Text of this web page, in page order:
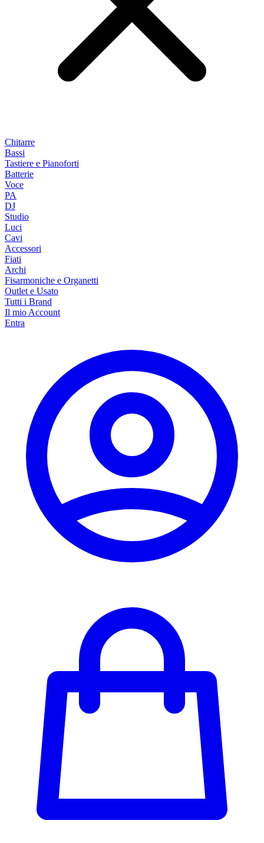
Chitarre
Bassi
Tastiere e Pianoforti
Batterie
Voce
PA
DJ
Studio
Luci
Cavi
Accessori
Fiati
Archi
Fisarmoniche e Organetti
Outlet e Usato
Tutti i Brand
Il mio Account
Entra